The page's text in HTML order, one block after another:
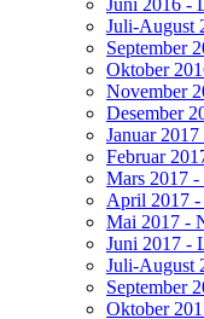
Juni 2016 -
Juli-August
September
Oktober
November
Desember
Januar
Februar
Mars 2017
April 2017
Mai 2017 -
Juni 2017 -
Juli-August
September
Oktober